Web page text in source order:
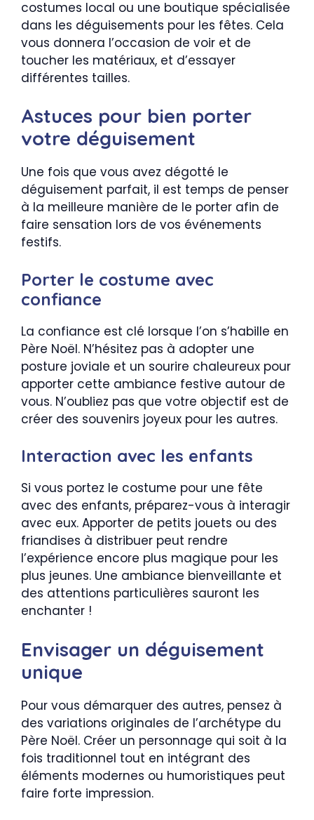
costumes local ou une boutique spécialisée
dans les déguisements pour les fêtes. Cela
vous donnera l’occasion de voir et de
toucher les matériaux, et d’essayer
différentes tailles.
Astuces pour bien porter
votre déguisement
Une fois que vous avez dégotté le
déguisement parfait, il est temps de penser
à la meilleure manière de le porter afin de
faire sensation lors de vos événements
festifs.
Porter le costume avec
confiance
La confiance est clé lorsque l’on s’habille en
Père Noël. N’hésitez pas à adopter une
posture joviale et un sourire chaleureux pour
apporter cette ambiance festive autour de
vous. N’oubliez pas que votre objectif est de
créer des souvenirs joyeux pour les autres.
Interaction avec les enfants
Si vous portez le costume pour une fête
avec des enfants, préparez-vous à interagir
avec eux. Apporter de petits jouets ou des
friandises à distribuer peut rendre
l’expérience encore plus magique pour les
plus jeunes. Une ambiance bienveillante et
des attentions particulières sauront les
enchanter !
Envisager un déguisement
unique
Pour vous démarquer des autres, pensez à
des variations originales de l’archétype du
Père Noël. Créer un personnage qui soit à la
fois traditionnel tout en intégrant des
éléments modernes ou humoristiques peut
faire forte impression.